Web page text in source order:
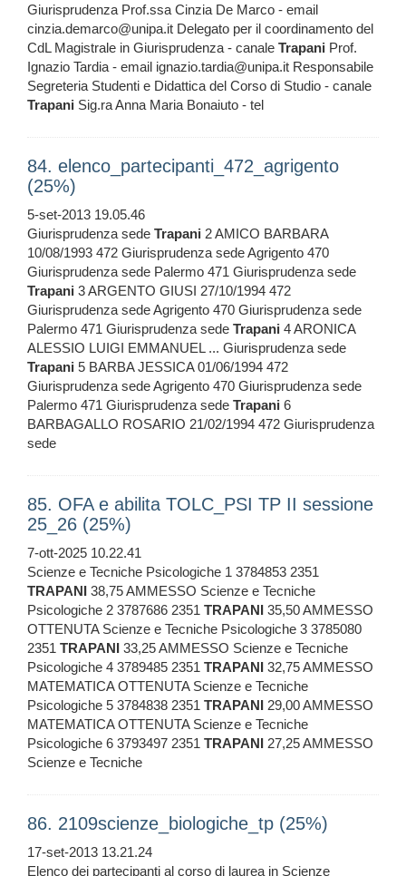
Giurisprudenza Prof.ssa Cinzia De Marco - email
cinzia.demarco@unipa.it Delegato per il coordinamento del
CdL Magistrale in Giurisprudenza - canale Trapani Prof.
Ignazio Tardia - email ignazio.tardia@unipa.it Responsabile
Segreteria Studenti e Didattica del Corso di Studio - canale
Trapani Sig.ra Anna Maria Bonaiuto - tel
84. elenco_partecipanti_472_agrigento
(25%)
5-set-2013 19.05.46
Giurisprudenza sede Trapani 2 AMICO BARBARA
10/08/1993 472 Giurisprudenza sede Agrigento 470
Giurisprudenza sede Palermo 471 Giurisprudenza sede
Trapani 3 ARGENTO GIUSI 27/10/1994 472
Giurisprudenza sede Agrigento 470 Giurisprudenza sede
Palermo 471 Giurisprudenza sede Trapani 4 ARONICA
ALESSIO LUIGI EMMANUEL ... Giurisprudenza sede
Trapani 5 BARBA JESSICA 01/06/1994 472
Giurisprudenza sede Agrigento 470 Giurisprudenza sede
Palermo 471 Giurisprudenza sede Trapani 6
BARBAGALLO ROSARIO 21/02/1994 472 Giurisprudenza
sede
85. OFA e abilita TOLC_PSI TP II sessione
25_26 (25%)
7-ott-2025 10.22.41
Scienze e Tecniche Psicologiche 1 3784853 2351
TRAPANI 38,75 AMMESSO Scienze e Tecniche
Psicologiche 2 3787686 2351 TRAPANI 35,50 AMMESSO
OTTENUTA Scienze e Tecniche Psicologiche 3 3785080
2351 TRAPANI 33,25 AMMESSO Scienze e Tecniche
Psicologiche 4 3789485 2351 TRAPANI 32,75 AMMESSO
MATEMATICA OTTENUTA Scienze e Tecniche
Psicologiche 5 3784838 2351 TRAPANI 29,00 AMMESSO
MATEMATICA OTTENUTA Scienze e Tecniche
Psicologiche 6 3793497 2351 TRAPANI 27,25 AMMESSO
Scienze e Tecniche
86. 2109scienze_biologiche_tp (25%)
17-set-2013 13.21.24
Elenco dei partecipanti al corso di laurea in Scienze